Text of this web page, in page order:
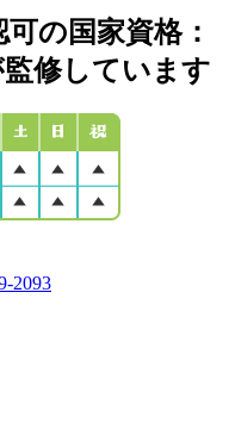
の国家資格：
修しています